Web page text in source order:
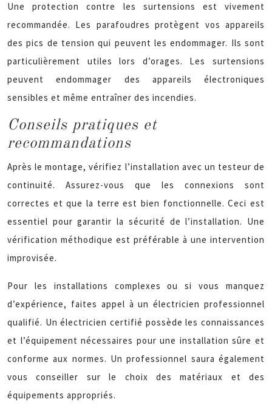
Une protection contre les surtensions est vivement
recommandée. Les parafoudres protègent vos appareils
des pics de tension qui peuvent les endommager. Ils sont
particulièrement utiles lors d’orages. Les surtensions
peuvent endommager des appareils électroniques
sensibles et même entraîner des incendies.
Conseils pratiques et
recommandations
Après le montage, vérifiez l’installation avec un testeur de
continuité. Assurez-vous que les connexions sont
correctes et que la terre est bien fonctionnelle. Ceci est
essentiel pour garantir la sécurité de l’installation. Une
vérification méthodique est préférable à une intervention
improvisée.
Pour les installations complexes ou si vous manquez
d’expérience, faites appel à un électricien professionnel
qualifié. Un électricien certifié possède les connaissances
et l’équipement nécessaires pour une installation sûre et
conforme aux normes. Un professionnel saura également
vous conseiller sur le choix des matériaux et des
équipements appropriés.